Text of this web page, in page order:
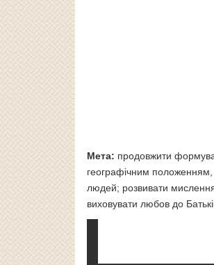
Мета: продовжити
географічним
людей; розвивати
виховувати любов до